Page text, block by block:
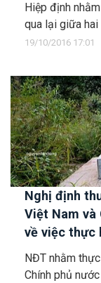
Hiệp định
qua lại giữa
19/10/2016 17:01
Nghị định
Việt Nam và
về việc thực
giữa hai
NĐT nhằm
Chính phủ